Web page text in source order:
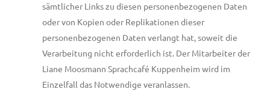
sämtlicher Links zu diesen personenbezogenen Daten
oder von Kopien oder Replikationen dieser
personenbezogenen Daten verlangt hat, soweit die
Verarbeitung nicht erforderlich ist. Der Mitarbeiter der
Liane Moosmann Sprachcafé Kuppenheim wird im
Einzelfall das Notwendige veranlassen.